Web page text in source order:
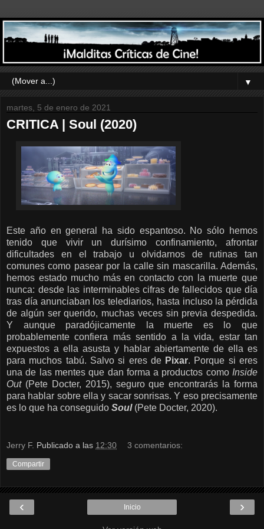
▼
martes, 5 de enero de 2021
CRITICA | Soul (2020)
Este año en general ha sido espantoso. No sólo hemos
tenido que vivir un durísimo confinamiento, afrontar
dificultades en el trabajo u olvidarnos de rutinas tan
comunes como pasear por la calle sin mascarilla. Además,
hemos estado mucho más en contacto con la muerte que
nunca: desde las interminables cifras de fallecidos que día
tras día anunciaban los telediarios, hasta incluso la pérdida
de algún ser querido, muchas veces sin previa despedida.
Y aunque paradójicamente la muerte es lo que
probablemente confiera más sentido a la vida, estar tan
expuestos a ella asusta y hablar abiertamente de ella es
para muchos tabú. Salvo si eres de Pixar. Porque si eres
una de las mentes que dan forma a productos comoInside
Out (Pete Docter, 2015), seguro que encontrarás la forma
para hablar sobre ella y sacar sonrisas. Y eso precisamente
es lo que ha conseguido Soul(Pete Docter, 2020).
Jerry F. Publicado a las 12:30 3 comentarios:
Compartir
‹ ›
Inicio